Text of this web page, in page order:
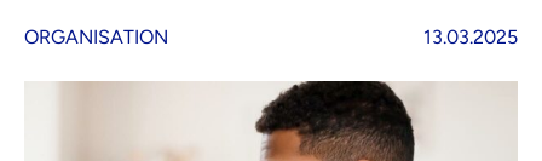
ORGANISATION 13.03.2025